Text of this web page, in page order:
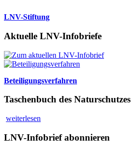
LNV-Stiftung
Aktuelle LNV-Infobriefe
Beteiligungsverfahren
Taschenbuch des Naturschutzes
weiterlesen
LNV-Infobrief abonnieren